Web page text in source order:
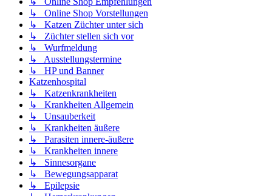
↳ Online Shop Vorstellungen
↳ Katzen Züchter unter sich
↳ Züchter stellen sich vor
↳ Wurfmeldung
↳ Ausstellungstermine
↳ HP und Banner
Katzenhospital
↳ Katzenkrankheiten
↳ Krankheiten Allgemein
↳ Unsauberkeit
↳ Krankheiten äußere
↳ Parasiten innere-äußere
↳ Krankheiten innere
↳ Sinnesorgane
↳ Bewegungsapparat
↳ Epilepsie